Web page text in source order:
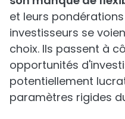
et leurs
investisseurs se
choix. Ils passent à
opportunités
potentiellement
paramètres rigides